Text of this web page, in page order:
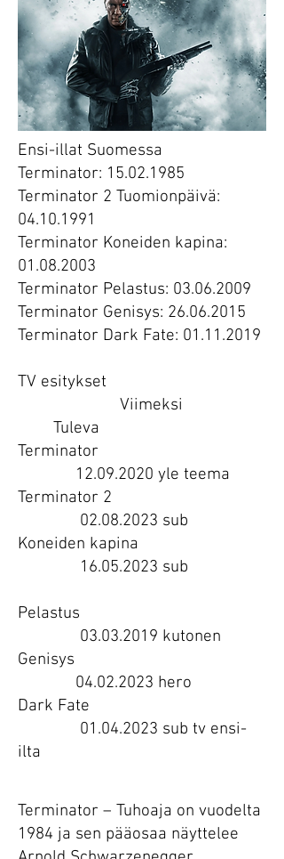
Ensi-illat Suomessa
Terminator: 15.02.1985
Terminator 2 Tuomionpäivä:
04.10.1991
Terminator Koneiden kapina:
01.08.2003
Terminator Pelastus: 03.06.2009
Terminator Genisys: 26.06.2015
Terminator Dark Fate: 01.11.2019
TV esitykset
Viimeksi
Tuleva
Terminator
12.09.2020 yle teema
Terminator 2
02.08.2023 sub
Koneiden kapina
16.05.2023 sub
Pelastus
03.03.2019 kutonen
Genisys
04.02.2023 hero
Dark Fate
01.04.2023 sub tv ensi-
ilta
Terminator – Tuhoaja on vuodelta
1984 ja sen pääosaa näyttelee